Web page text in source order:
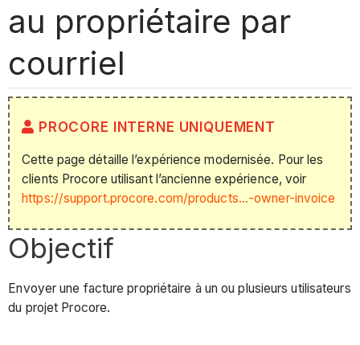
au propriétaire par
courriel
PROCORE INTERNE UNIQUEMENT
Cette page détaille l’expérience modernisée. Pour les
clients Procore utilisant l’ancienne expérience, voir
https://support.procore.com/products...-owner-invoice
Objectif
Envoyer une facture propriétaire à un ou plusieurs utilisateurs
du projet Procore.